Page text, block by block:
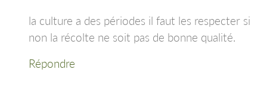
la culture a des périodes il faut les respecter si
non la récolte ne soit pas de bonne qualité.
Répondre